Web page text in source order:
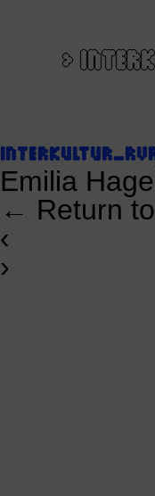
>
Emilia
← Return
‹
›